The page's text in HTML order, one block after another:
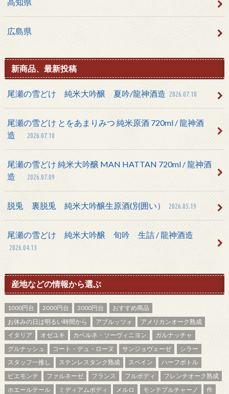
広島県
新商品、最新投稿
尾瀬の雪どけ 純米大吟醸 夏吟/龍神酒造 2026.07.10
尾瀬の雪どけ とをあまりみつ 純米原酒 720ml / 龍神酒
造
2026.07.10
尾瀬の雪どけ 純米大吟醸 MAN HATTAN 720ml / 龍神酒
造
2026.07.09
脱兎 裏脱兎 純米大吟醸生原酒(別囲い） 2026.05.19
尾瀬の雪どけ 純米大吟醸 旬吟 生詰 / 龍神酒造
2026.04.13
産地などの情報から選ぶ
1000円台 2000円台 3000円台
おすすめ商品
お休みの日は明るい時間から
アブルッツォ
アメリカンオーク熟成
イタリア
オゼユキ カベルネ・ソーヴィニヨン
ガルナッチャ
グルナッシュ
コート・デュ・ローヌ サンジョヴェーゼ
シラー
スタッフ一推し
ステンレスタンク熟成 スペイン
ハーフボトル
ピエモンテ
ファルネーゼ フランス フルボディ
フレンチオーク熟成
ホエールテール
ミディアムボディ メルロ モンテプルチャーノ
作